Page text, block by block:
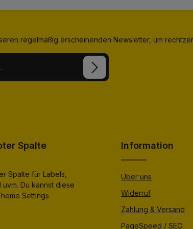
regelmäßig erscheinenden Newsletter, um
Spalte
Spalte für Labels,
Du kannst diese
Settings
Information
Über uns
Widerruf
Zahlung & Versand
PageSpeed / SEO